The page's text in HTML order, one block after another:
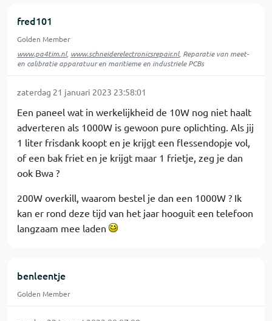
fred101
Golden Member
www.pa4tim.nl, www.schneiderelectronicsrepair.nl, Reparatie van meet-
en calibratie apparatuur en maritieme en industriele PCBs
zaterdag 21 januari 2023 23:58:01
Een paneel wat in werkelijkheid de 10W nog niet haalt
adverteren als 1000W is gewoon pure oplichting. Als jij
1 liter frisdank koopt en je krijgt een flessendopje vol,
of een bak friet en je krijgt maar 1 frietje, zeg je dan
ook Bwa ?
200W overkill, waarom bestel je dan een 1000W ? Ik
kan er rond deze tijd van het jaar hooguit een telefoon
langzaam mee laden
benleentje
Golden Member